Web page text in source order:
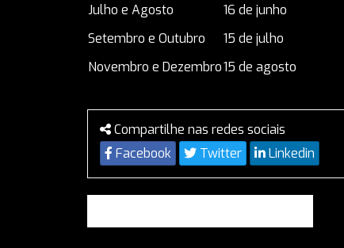
Julho e Agosto
16 de junho
Setembro e Outubro
15 de julho
Novembro e Dezembro15 de agosto
Compartilhe nas redes sociais
Facebook
Twitter Linkedin